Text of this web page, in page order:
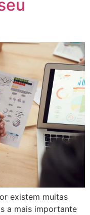
existem muitas
a mais importante